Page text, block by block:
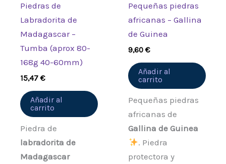
Piedras de
Labradorita de
Madagascar –
Tumba (aprox 80-
168g 40-60mm)
15,47€
Añadir al
carrito
Piedra de
labradorita de
Madagascar
Pequeñas piedras
africanas – Gallina
de Guinea
9,60€
Añadir al
carrito
Pequeñas piedras
africanas de
Gallina de Guinea
. Piedra
protectora y